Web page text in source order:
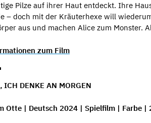
Pilze auf ihrer Haut entdeckt. Ihre
– doch mit der Kräuterhexe will
aus und machen Alice zum Monster.
zum Film
ICH DENKE AN MORGEN
Otte | Deutsch 2024 | Spielfilm | Farbe